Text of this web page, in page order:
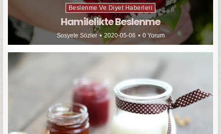
Beslenme Ve Diyet Haberleri
Hamilelikte Beslenme
Sosyete Sözler 2020-05-06 0 Yorum